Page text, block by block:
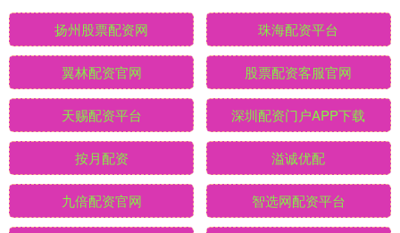
扬州股票配资网 珠海配资平台
翼林配资官网 股票配资客服官网
天赐配资平台 深圳配资门户APP下载
按月配资 溢诚优配
九倍配资官网 智选网配资平台